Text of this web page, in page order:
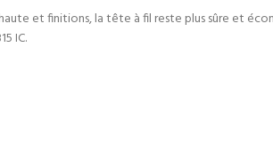
et finitions, la tête à fil reste plus sûre et
IC.